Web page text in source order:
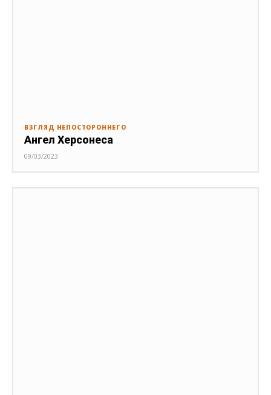
ВЗГЛЯД НЕПОСТОРОННЕГО
Ангел Херсонеса
09/03/2023